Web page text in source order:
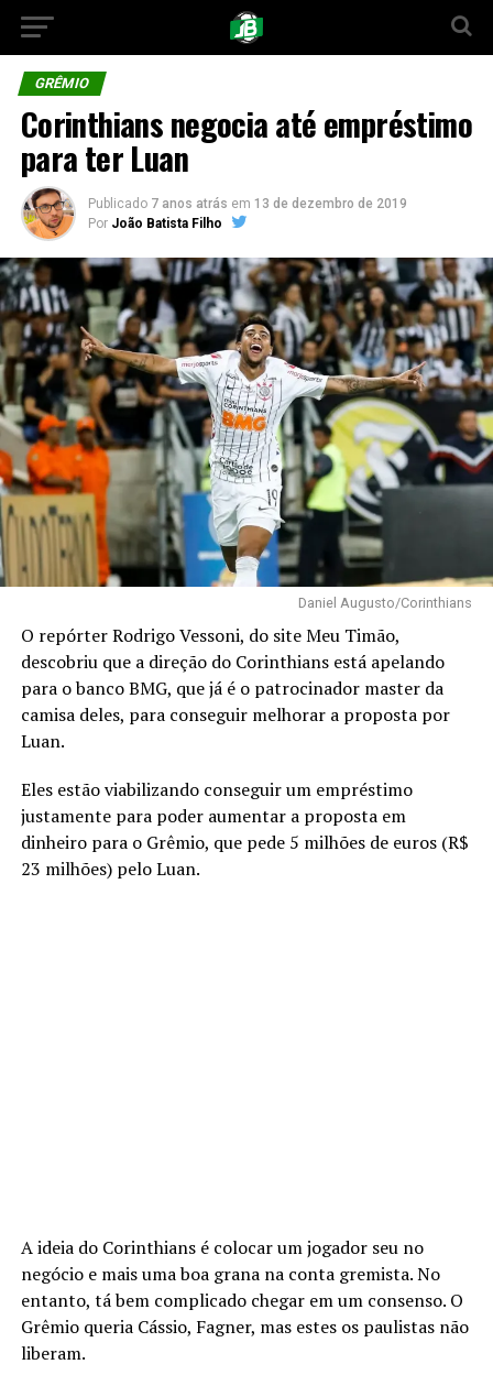
GRÊMIO
Corinthians negocia até empréstimo
para ter Luan
Publicado 7 anos atrás em 13 de dezembro de 2019
Por João Batista Filho
Daniel Augusto/Corinthians
O repórter Rodrigo Vessoni, do site Meu Timão,
descobriu que a direção do Corinthians está apelando
para o banco BMG, que já é o patrocinador master da
camisa deles, para conseguir melhorar a proposta por
Luan.
Eles estão viabilizando conseguir um empréstimo
justamente para poder aumentar a proposta em
dinheiro para o Grêmio, que pede 5 milhões de euros (R$
23 milhões) pelo Luan.
A ideia do Corinthians é colocar um jogador seu no
negócio e mais uma boa grana na conta gremista. No
entanto, tá bem complicado chegar em um consenso. O
Grêmio queria Cássio, Fagner, mas estes os paulistas não
liberam.